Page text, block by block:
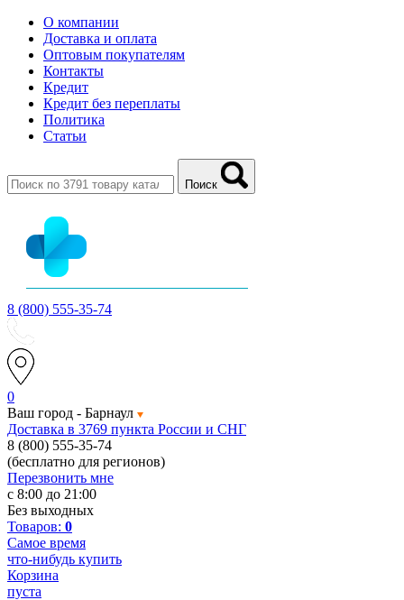
О компании
Доставка и оплата
Оптовым покупателям
Контакты
Кредит
Кредит без переплаты
Политика
Статьи
Поиск
8 (800) 555-35-74
0
Ваш город - Барнаул
Доставка в 3769 пункта России и СНГ
8 (800) 555-35-74
(бесплатно для регионов)
Перезвонить мне
с 8:00 до 21:00
Без выходных
Товаров: 0
Самое время
что-нибудь купить
Корзина
пуста